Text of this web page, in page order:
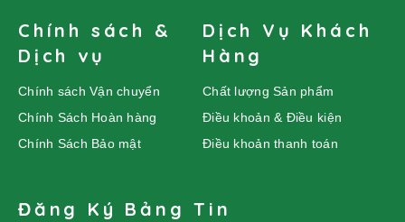
Chính sách &
Dịch vụ
Chính sách Vận chuyển
Chính Sách Hoàn hàng
Chính Sách Bảo mật
Dịch Vụ Khách
Hàng
Chất lượng Sản phẩm
Điều khoản & Điều kiện
Điều khoản thanh toán
Đăng Ký Bảng Tin